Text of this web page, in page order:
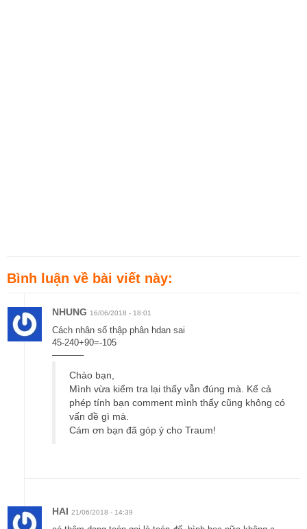
Bình luận về bài viết này:
NHUNG 16/06/2018 - 18:01
Cách nhân số thập phân hdan sai
45-240+90=-105
———–
Chào bạn,
Mình vừa kiểm tra lại thấy vẫn đúng mà. Kể cả
phép tính bạn comment mình thấy cũng không có
vấn đề gì mà.
Cám ơn bạn đã góp ý cho Traum!
HAI 21/06/2018 - 14:39